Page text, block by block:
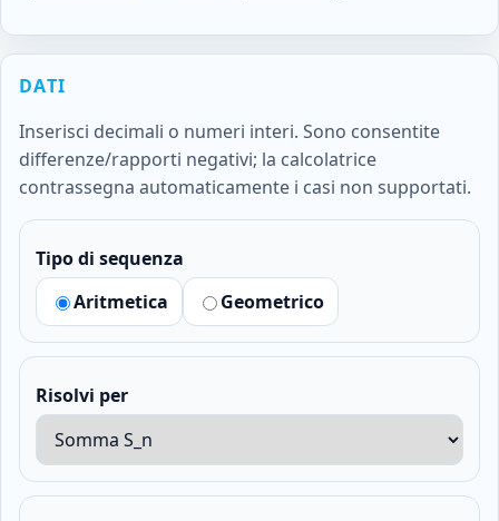
DATI
Inserisci decimali o numeri interi. Sono consentite
differenze/rapporti negativi; la calcolatrice
contrassegna automaticamente i casi non supportati.
Tipo di sequenza
Aritmetica
Geometrico
Risolvi per